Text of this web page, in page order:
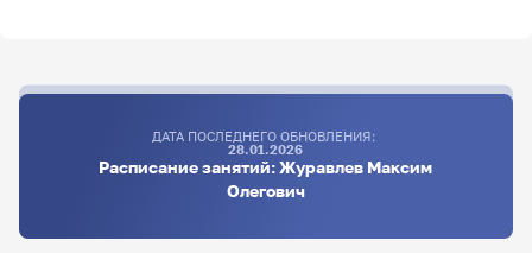
ДАТА ПОСЛЕДНЕГО ОБНОВЛЕНИЯ:
28.01.2026
Расписание занятий: Журавлев Максим
Олегович